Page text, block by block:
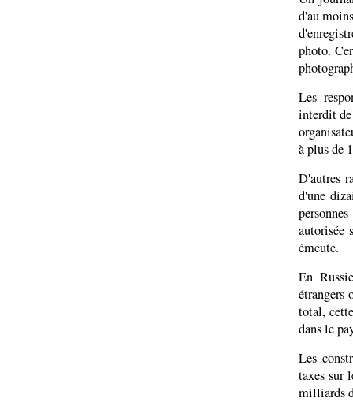
d'au
photo.
Les
interdit
à plus de
D'autres
d'une
autorisée
émeute.
En
étrangers
total,
dans le
Les
taxes sur
milliards